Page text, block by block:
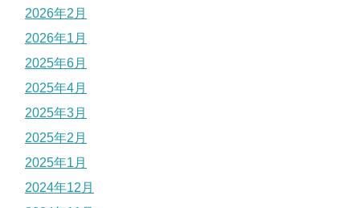
2026年2月
2026年1月
2025年6月
2025年4月
2025年3月
2025年2月
2025年1月
2024年12月